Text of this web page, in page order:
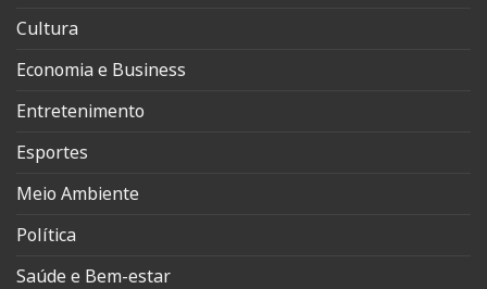
Cultura
Economia e Business
Entretenimento
Esportes
Meio Ambiente
Política
Saúde e Bem-estar